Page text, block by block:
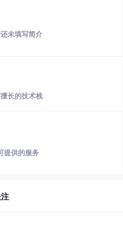
未填写简介
长的技术栈
提供的服务